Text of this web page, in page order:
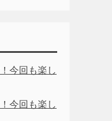
今回も楽し
今回も楽し